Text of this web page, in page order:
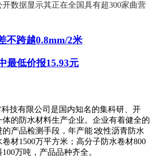
数据显示其正在全国具有超300家曲营
不跨越0.8mm/2米
最低价报15.93元
技有限公司是国内知名的集科研、开
的防水材料生产企业。企业有着健全的
产品检测手段，年产能∶改性沥青防水
材1500万平方米；高分子防水卷材800
万吨，产品品种齐全。